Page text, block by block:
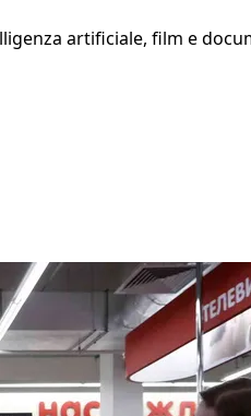
artificiale, film e